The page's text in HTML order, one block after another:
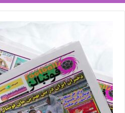
برچسب ها فدراسیون فوتبال فوتبال زنان